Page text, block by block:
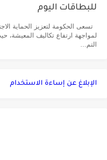
للبطاقات اليوم
تسعى الحكومة لتعزيز الحماية
لمواجهة ارتفاع تكاليف المعيشة،
التم...
الإبلاغ عن إساءة الاستخدام